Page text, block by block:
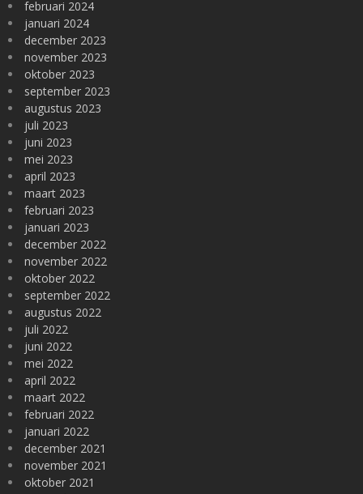
februari 2024
januari 2024
december 2023
november 2023
oktober 2023
september 2023
augustus 2023
juli 2023
juni 2023
mei 2023
april 2023
maart 2023
februari 2023
januari 2023
december 2022
november 2022
oktober 2022
september 2022
augustus 2022
juli 2022
juni 2022
mei 2022
april 2022
maart 2022
februari 2022
januari 2022
december 2021
november 2021
oktober 2021